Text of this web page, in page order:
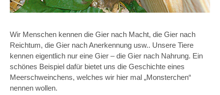
Wir Menschen kennen die Gier nach Macht, die Gier nach
Reichtum, die Gier nach Anerkennung usw.. Unsere Tiere
kennen eigentlich nur eine Gier – die Gier nach Nahrung. Ein
schönes Beispiel dafür bietet uns die Geschichte eines
Meerschweinchens, welches wir hier mal „Monsterchen“
nennen wollen.